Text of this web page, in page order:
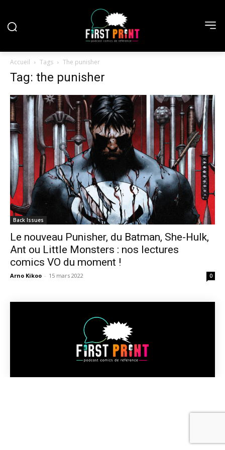
Accueil Tags The punisher
Tag: the punisher
Back Issues
Le nouveau Punisher, du Batman, She-Hulk,
Ant ou Little Monsters : nos lectures
comics VO du moment !
Arno Kikoo - 15 mars 2022 0